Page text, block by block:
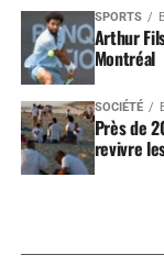
SPORTS
Arthur
Montréal
SOCIÉTÉ
Près de
revivre